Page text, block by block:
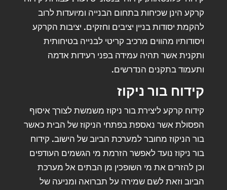
קרקע הינן שכיחות בתחום הבנייה ומיועדות לרוב
להקמת יסודות בניין יציבים וחזקים. יציבות הקרקע
ויסודותיו מהווים מרכיב קריטי לבנייה בטיחותית
ותקנית אשר תהיה עמידה בפני רעידות אדמה
ותעמוד בתקנים הנדרשים.
קידוח בור ניקוז
קידוח קרקע ליצירת בור ניקוז משמשת לצורך איסוף
הפסולת אשר נאספת בפתחי הניקוז של הבית כאשר
בור הניקוז מחובר למערכת הביוב של הישוב. קידוח
בור ניקוז נועד לאפשר הזרמת מי הגשמים העודפים
וכן להזרים את מי השופכין מן הבתים אל מערכת
הביוב וזאת לשם שמירה על תברואה ומניעה של